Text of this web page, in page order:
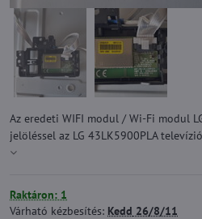
Az eredeti WIFI modul / Wi-Fi modul
jelöléssel az LG 43LK5900PLA
Raktáron: 1
Várható kézbesítés: Kedd 26/8/11